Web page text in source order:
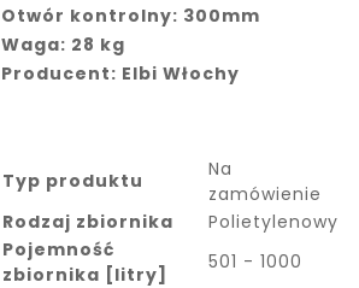
Otwór kontrolny: 300mm
Waga: 28 kg
Producent: Elbi Włochy
Typ produktu
Na
zamówienie
Rodzaj zbiornika
Polietylenowy
Pojemność
zbiornika [litry]
501 - 1000